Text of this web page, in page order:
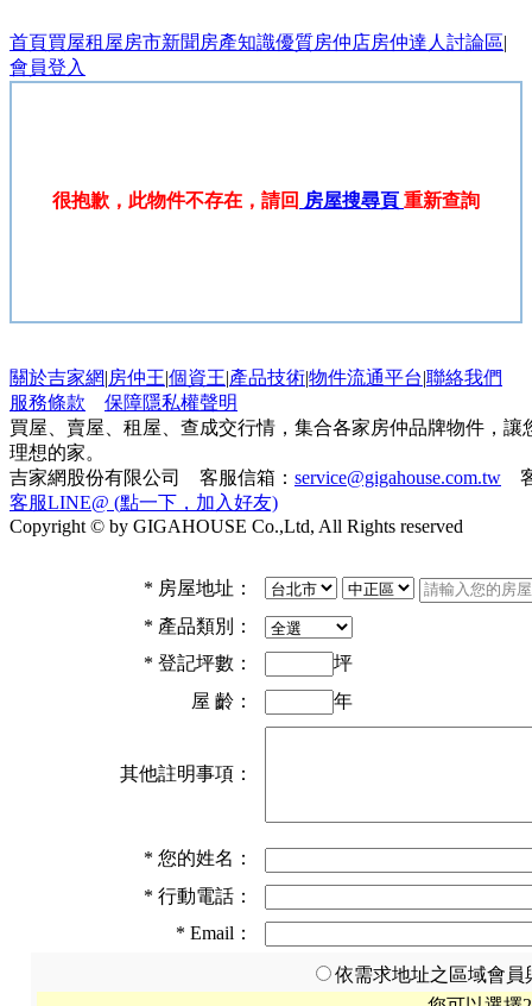
首頁買屋租屋房市新聞 房產知識優質房仲店房仲達人 討論區|
會員登入
很抱歉，此物件不存在，請回 房屋搜尋頁 重新查詢
關於吉家網|房仲王|個資王|產品技術|物件流通平台|聯絡我們
服務條款
保障隱私權聲明
買屋、賣屋、租屋、查成交行情，集合各家房仲品牌物件，
理想的家。
吉家網股份有限公司 客服信箱： service@gigahouse.com.tw
客服LINE@ (點一下，加入好友)
Copyright © by GIGAHOUSE Co.,Ltd, All Rights reserved